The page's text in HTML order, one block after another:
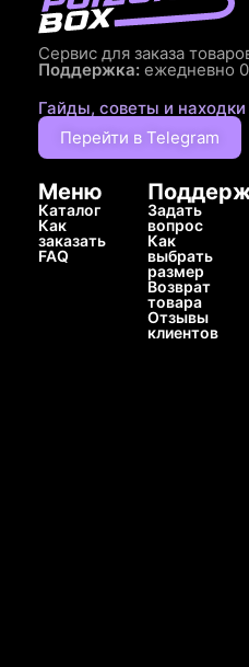
Сервис для заказа
Поддержка: ежедневно
Гайды, советы и
Перейти в Telegram
Меню
Каталог
Как
заказать
FAQ
Задать
вопрос
Как
выбрать
размер
Возврат
товара
Отзывы
клиентов